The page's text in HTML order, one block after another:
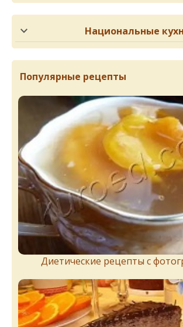
Национальные
Популярные рецепты
Диетические рецепты с